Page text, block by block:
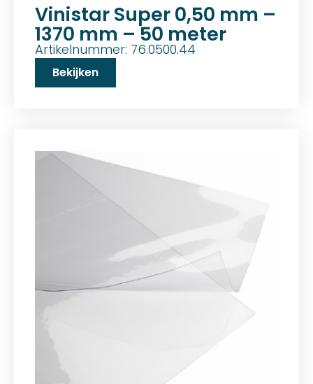
Vinistar Super 0,50 mm –
1370 mm – 50 meter
Artikelnummer: 76.0500.44
Bekijken